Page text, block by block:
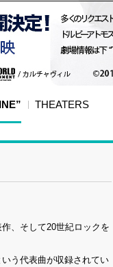
THEATERS
、そして20世紀ロックを
う代表曲が収録されてい